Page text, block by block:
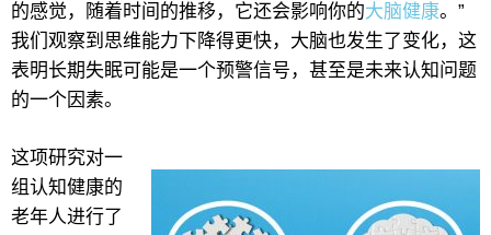
的感觉，随着时间的推移，它还会影响你的大脑健康。”
我们观察到思维能力下降得更快，大脑也发生了变化，这
表明长期失眠可能是一个预警信号，甚至是未来认知问题
的一个因素。
这项研究对一
组认知健康的
老年人进行了